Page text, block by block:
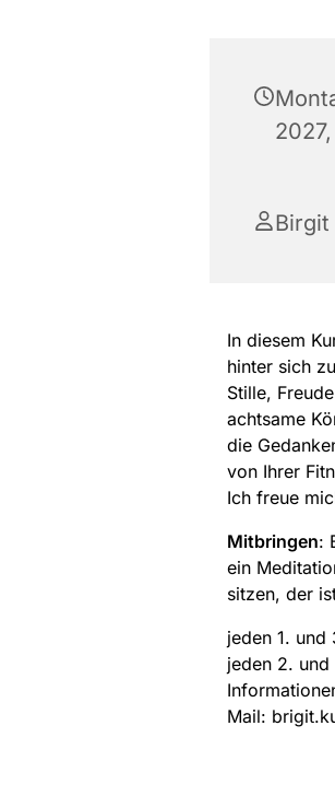
Birgit
In diesem
hinter sich
Stille,
achtsame
die
von Ihrer
Ich freue
Mitbringen:
ein
sitzen, der
jeden 1.
jeden 2. und
Mail: